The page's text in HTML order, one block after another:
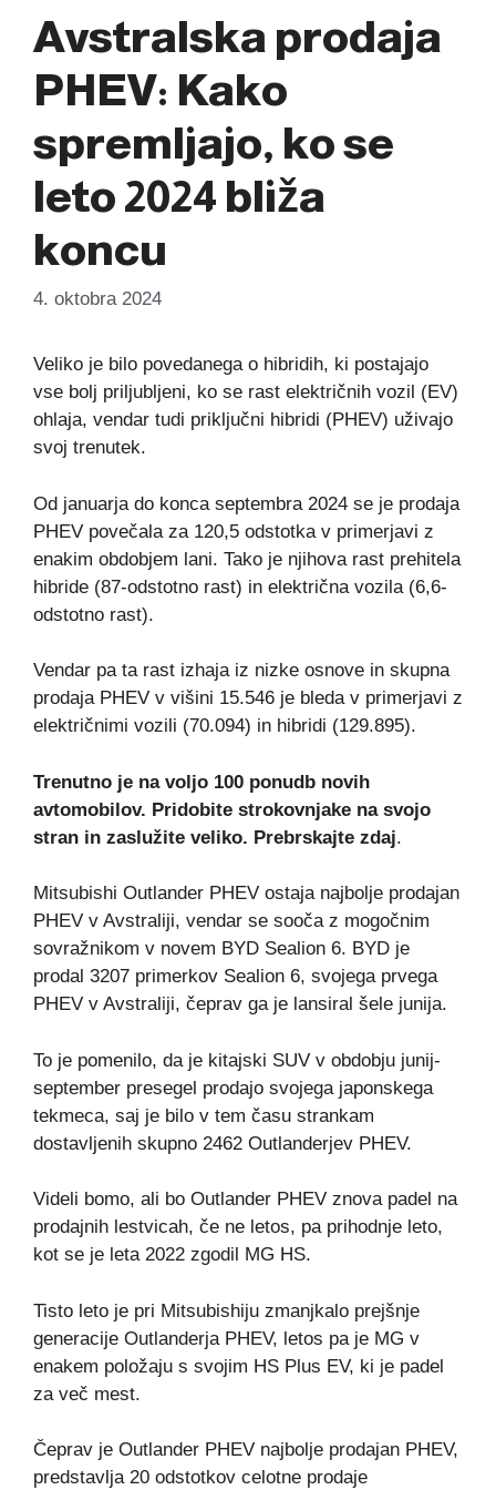
Avstralska prodaja
PHEV: Kako
spremljajo, ko se
leto 2024 bliža
koncu
4. oktobra 2024
Veliko je bilo povedanega o hibridih, ki postajajo
vse bolj priljubljeni, ko se rast električnih vozil (EV)
ohlaja, vendar tudi priključni hibridi (PHEV) uživajo
svoj trenutek.
Od januarja do konca septembra 2024 se je prodaja
PHEV povečala za 120,5 odstotka v primerjavi z
enakim obdobjem lani. Tako je njihova rast prehitela
hibride (87-odstotno rast) in električna vozila (6,6-
odstotno rast).
Vendar pa ta rast izhaja iz nizke osnove in skupna
prodaja PHEV v višini 15.546 je bleda v primerjavi z
električnimi vozili (70.094) in hibridi (129.895).
Trenutno je na voljo 100 ponudb novih
avtomobilov. Pridobite strokovnjake na svojo
stran in zaslužite veliko. Prebrskajte zdaj.
Mitsubishi Outlander PHEV ostaja najbolje prodajan
PHEV v Avstraliji, vendar se sooča z mogočnim
sovražnikom v novem BYD Sealion 6. BYD je
prodal 3207 primerkov Sealion 6, svojega prvega
PHEV v Avstraliji, čeprav ga je lansiral šele junija.
To je pomenilo, da je kitajski SUV v obdobju junij-
september presegel prodajo svojega japonskega
tekmeca, saj je bilo v tem času strankam
dostavljenih skupno 2462 Outlanderjev PHEV.
Videli bomo, ali bo Outlander PHEV znova padel na
prodajnih lestvicah, če ne letos, pa prihodnje leto,
kot se je leta 2022 zgodil MG HS.
Tisto leto je pri Mitsubishiju zmanjkalo prejšnje
generacije Outlanderja PHEV, letos pa je MG v
enakem položaju s svojim HS Plus EV, ki je padel
za več mest.
Čeprav je Outlander PHEV najbolje prodajan PHEV,
predstavlja 20 odstotkov celotne prodaje